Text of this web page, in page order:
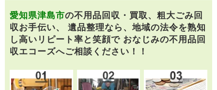
愛知県津島市の不用品回収・買取、粗大ごみ回
収お手伝い、
遺品整理なら、地域の法令を熟知
し高いリピート率と笑顔で おなじみの不用品回
収エコーズへご相談ください！！